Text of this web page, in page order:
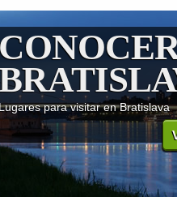
VIAJAR A
Reserva tu vuelo a Bratislava